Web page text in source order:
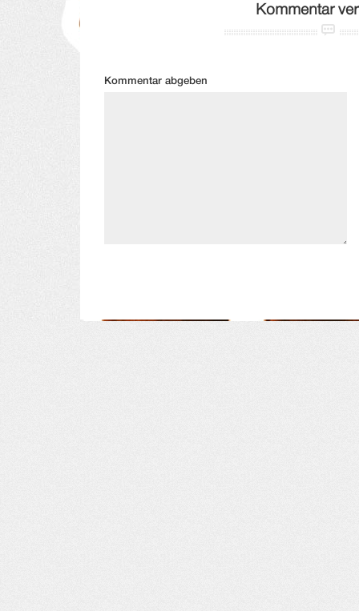
Kommentar
Kommentar abgeben